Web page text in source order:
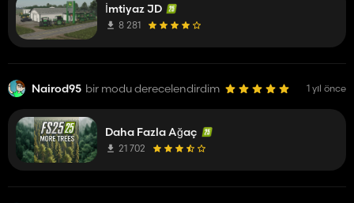
İmtiyaz JD
8 281
Nairod95 bir modu derecelendirdim 1 yıl önce
Daha Fazla Ağaç
21 702